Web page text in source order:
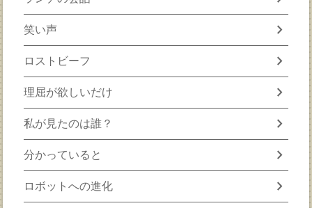
笑い声 chevron_right
ロストビーフ chevron_right
理屈が欲しいだけ chevron_right
私が見たのは誰？ chevron_right
分かっていると chevron_right
ロボットへの進化 chevron_right